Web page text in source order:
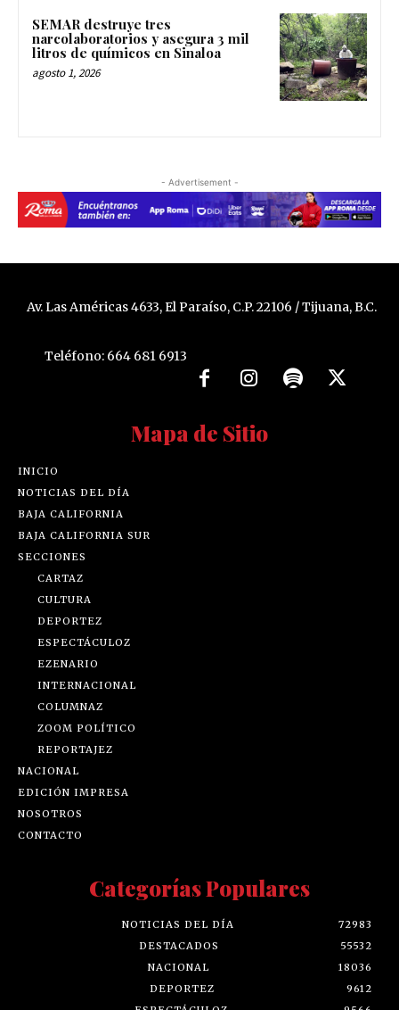
SEMAR destruye tres
narcolaboratorios y asegura 3 mil
litros de químicos en Sinaloa
agosto 1, 2026
- Advertisement -
Av. Las Américas 4633, El Paraíso, C.P. 22106 / Tijuana, B.C.
Teléfono: 664 681 6913
Mapa de Sitio
INICIO
NOTICIAS DEL DÍA
BAJA CALIFORNIA
BAJA CALIFORNIA SUR
SECCIONES
CARTAZ
CULTURA
DEPORTEZ
ESPECTÁCULOZ
EZENARIO
INTERNACIONAL
COLUMNAZ
ZOOM POLÍTICO
REPORTAJEZ
NACIONAL
EDICIÓN IMPRESA
NOSOTROS
CONTACTO
Categorías Populares
NOTICIAS DEL DÍA
72983
DESTACADOS
55532
NACIONAL
18036
DEPORTEZ
9612